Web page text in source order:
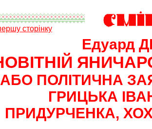
сторінку
Едуард
АБО ПОЛІТИЧНА
ГРИЦЬКА
ПРИДУРЧЕНКА,